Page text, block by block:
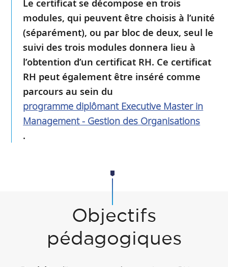
Le certificat se décompose en trois
modules, qui peuvent être choisis à l’unité
(séparément), ou par bloc de deux, seul le
suivi des trois modules donnera lieu à
l’obtention d’un certificat RH. Ce certificat
RH peut également être inséré comme
parcours au sein du
programme diplômant Executive Master in
Management - Gestion des Organisations
.
Objectifs
pédagogiques